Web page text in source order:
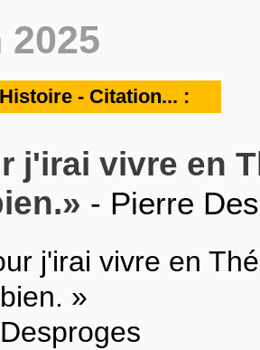
2025
- Citation... :
j'irai vivre en
- Pierre
j'irai vivre en
»